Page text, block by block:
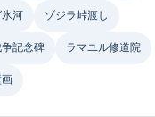
河 ゾジラ峠渡し
記念碑 ラマユル修道院